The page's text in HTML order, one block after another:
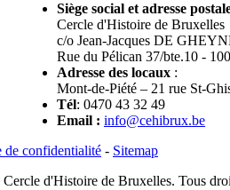
Siège social et adresse
Cercle d'Histoire de Bruxelles
c/o Jean-Jacques DE
Rue du Pélican 37/bte.10 -
Adresse des locaux :
Mont-de-Piété – 21 rue St-
Tél: 0470 43 32 49
Email : info@cehibrux.be
de confidentialité - Sitemap
d'Histoire de Bruxelles. Tous